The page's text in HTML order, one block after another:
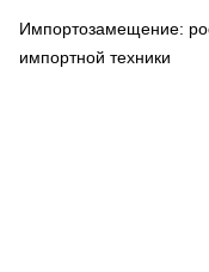
СПЕЦПРОЕКТЫ
МЕРОПРИЯТИЯ
Импортозамещение:
импортной техники